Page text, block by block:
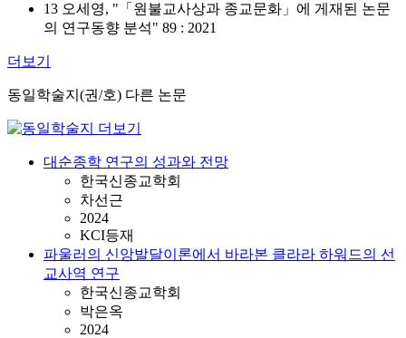
13 오세영, "「원불교사상과 종교문화」에 게재된 논문
의 연구동향 분석" 89 : 2021
더보기
동일학술지(권/호) 다른 논문
대순종학 연구의 성과와 전망
한국신종교학회
차선근
2024
KCI등재
파울러의 신앙발달이론에서 바라본 클라라 하워드의 선
교사역 연구
한국신종교학회
박은옥
2024